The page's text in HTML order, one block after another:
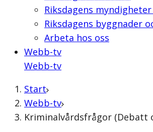
Riksdagens
Riksdagens byggnader
Arbeta hos oss
Webb-tv
Webb-tv
Start
Webb-tv
Kriminalvårdsfrågor (Debatt